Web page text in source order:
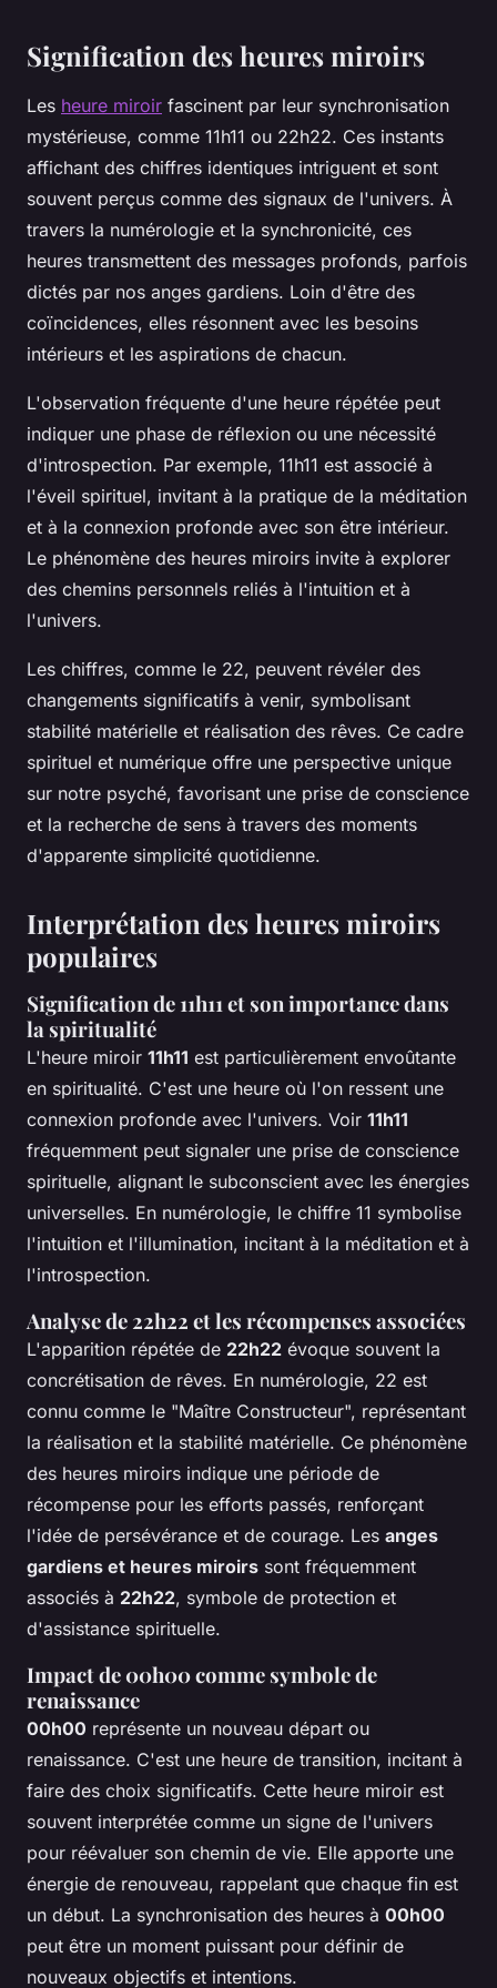
Signification des heures miroirs
Les heure miroir fascinent par leur synchronisation
mystérieuse, comme 11h11 ou 22h22. Ces instants
affichant des chiffres identiques intriguent et sont
souvent perçus comme des signaux de l'univers. À
travers la numérologie et la synchronicité, ces
heures transmettent des messages profonds, parfois
dictés par nos anges gardiens. Loin d'être des
coïncidences, elles résonnent avec les besoins
intérieurs et les aspirations de chacun.
L'observation fréquente d'une heure répétée peut
indiquer une phase de réflexion ou une nécessité
d'introspection. Par exemple, 11h11 est associé à
l'éveil spirituel, invitant à la pratique de la méditation
et à la connexion profonde avec son être intérieur.
Le phénomène des heures miroirs invite à explorer
des chemins personnels reliés à l'intuition et à
l'univers.
Les chiffres, comme le 22, peuvent révéler des
changements significatifs à venir, symbolisant
stabilité matérielle et réalisation des rêves. Ce cadre
spirituel et numérique offre une perspective unique
sur notre psyché, favorisant une prise de conscience
et la recherche de sens à travers des moments
d'apparente simplicité quotidienne.
Interprétation des heures miroirs
populaires
Signification de 11h11 et son importance dans
la spiritualité
L'heure miroir 11h11 est particulièrement envoûtante
en spiritualité. C'est une heure où l'on ressent une
connexion profonde avec l'univers. Voir 11h11
fréquemment peut signaler une prise de conscience
spirituelle, alignant le subconscient avec les énergies
universelles. En numérologie, le chiffre 11 symbolise
l'intuition et l'illumination, incitant à la méditation et à
l'introspection.
Analyse de 22h22 et les récompenses associées
L'apparition répétée de 22h22 évoque souvent la
concrétisation de rêves. En numérologie, 22 est
connu comme le "Maître Constructeur", représentant
la réalisation et la stabilité matérielle. Ce phénomène
des heures miroirs indique une période de
récompense pour les efforts passés, renforçant
l'idée de persévérance et de courage. Les anges
gardiens et heures miroirs sont fréquemment
associés à 22h22, symbole de protection et
d'assistance spirituelle.
Impact de 00h00 comme symbole de
renaissance
00h00 représente un nouveau départ ou
renaissance. C'est une heure de transition, incitant à
faire des choix significatifs. Cette heure miroir est
souvent interprétée comme un signe de l'univers
pour réévaluer son chemin de vie. Elle apporte une
énergie de renouveau, rappelant que chaque fin est
un début. La synchronisation des heures à 00h00
peut être un moment puissant pour définir de
nouveaux objectifs et intentions.